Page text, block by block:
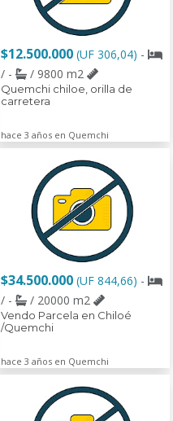
$12.500.000 (UF 306,04) -
/ -
/ 9800 m2
Quemchi chiloe, orilla de
carretera
hace 3 años en Quemchi
$34.500.000 (UF 844,66) -
/ -
/ 20000 m2
Vendo Parcela en Chiloé
/Quemchi
hace 3 años en Quemchi